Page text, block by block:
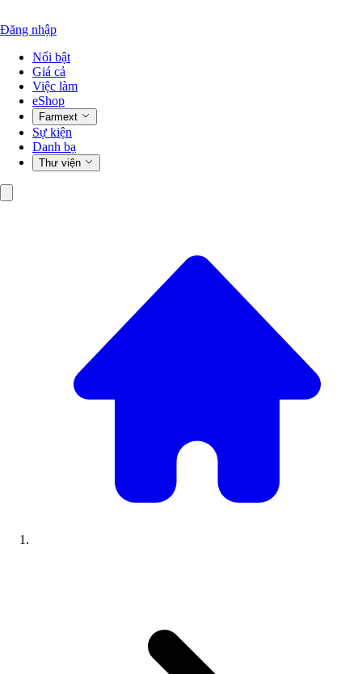
Đăng nhập
Nổi bật
Giá cả
Việc làm
eShop
Farmext
Sự kiện
Danh bạ
Thư viện